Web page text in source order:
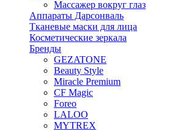
Массажер вокруг глаз
Аппараты Дарсонваль
Тканевые маски для лица
Косметические зеркала
Бренды
GEZATONE
Beauty Style
Miracle Premium
CF Magic
Foreo
LALOO
MYTREX